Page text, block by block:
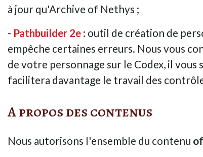
à jour qu'Archive of Nethys ;
- Pathbuilder 2e : outil de création de
empêche certaines erreurs. Nous vous
de votre personnage sur le Codex, il
facilitera davantage le travail des
A propos des contenus
Nous autorisons l'ensemble du contenu